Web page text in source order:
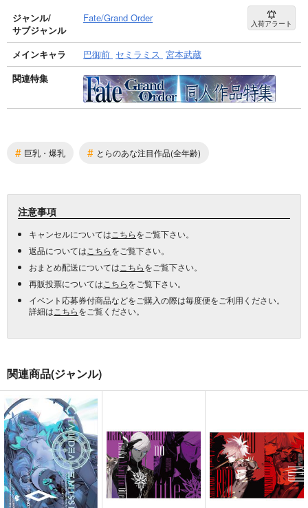
ジャンル/
サブジャンル
Fate/Grand Order 入荷アラート
メインキャラ 巴御前 セミラミス 宮本武蔵
関連特集
# 巨乳・爆乳 # とらのあな注目作品(全年齢)
注意事項
キャンセルについては こちらをご覧下さい。
返品については こちらをご覧下さい。
おまとめ配送については こちらをご覧下さい。
再販投票については こちらをご覧下さい。
イベント応募券付商品などをご購入の際は毎度便をご利用ください。
詳細は こちらをご覧ください。
関連商品(ジャンル)